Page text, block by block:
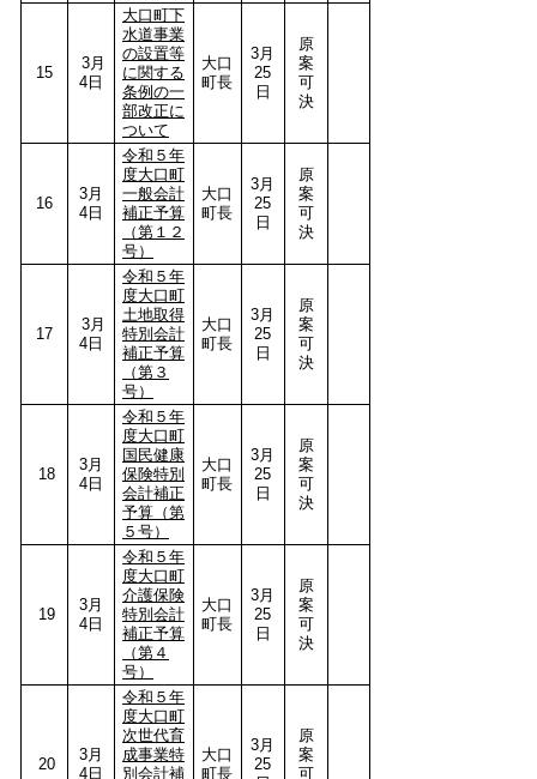
15
3月
4日
大口町下
水道事業
の設置等
に関する
条例の一
部改正に
ついて
大口
町長
3月
25
日
原
案
可
決
16
3月
4日
令和５年
度大口町
一般会計
補正予算
（第１２
号）
大口
町長
3月
25
日
原
案
可
決
17
3月
4日
令和５年
度大口町
土地取得
特別会計
補正予算
（第３
号）
大口
町長
3月
25
日
原
案
可
決
18
3月
4日
令和５年
度大口町
国民健康
保険特別
会計補正
予算（第
５号）
大口
町長
3月
25
日
原
案
可
決
19
3月
4日
令和５年
度大口町
介護保険
特別会計
補正予算
（第４
号）
大口
町長
3月
25
日
原
案
可
決
20
3月
4日
令和５年
度大口町
次世代育
成事業特
別会計補
大口
町長
3月
25
原
案
可